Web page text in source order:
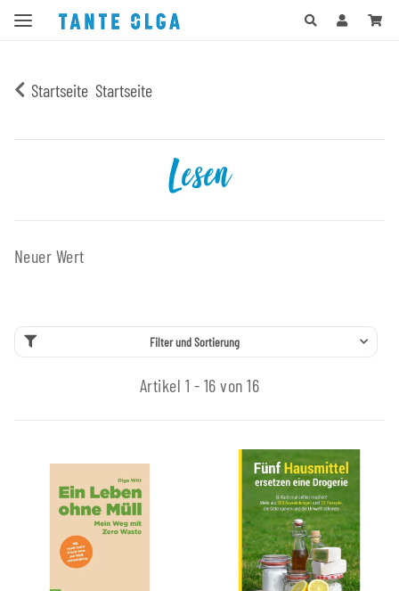
Startseite Startseite
Lesen
Neuer Wert
Filter und Sortierung
Artikel 1 - 16 von 16